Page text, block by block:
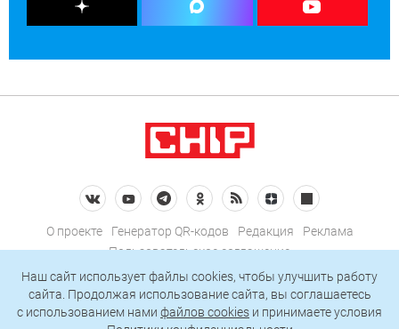
О проекте Генератор QR-кодов Редакция
Реклама
Пользовательское соглашение
Политика конфиденциальности
Подписаться на рассылку
Наш сайт использует файлы cookies, чтобы улучшить работу
сайта. Продолжая использование сайта, вы соглашаетесь
c использованием нами файлов cookies и принимаете условия